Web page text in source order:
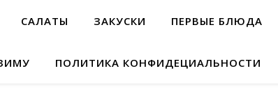
САЛАТЫ ЗАКУСКИ ПЕРВЫЕ БЛЮДА
ПОЛИТИКА КОНФИДЕЦИАЛЬНОСТИ